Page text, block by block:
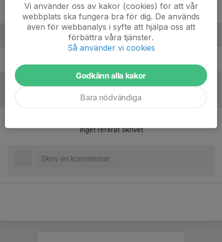
Vilde Norrman
Inget referat skrivet
Vi använder oss av kakor (cookies) för att vår
webbplats ska fungera bra för dig. De används
även för webbanalys i syfte att hjälpa oss att
förbättra våra tjänster.
Så använder vi cookies
Godkänn alla kakor
Bara nödvändiga